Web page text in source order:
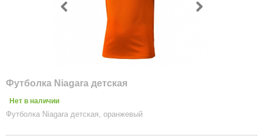
Футболка Niagara детская
Нет в наличии
Футболка Niagara детская, оранжевый